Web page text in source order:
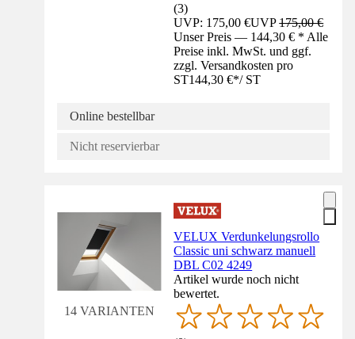
(3)
UVP: 175,00 €UVP175,00 €
Unser Preis — 144,30 € * Alle
Preise inkl. MwSt. und ggf.
zzgl. Versandkosten pro
ST144,30 €*/ ST
Online bestellbar
Nicht reservierbar
14 VARIANTEN
VELUX Verdunkelungsrollo
Classic uni schwarz manuell
DBL C02 4249
Artikel wurde noch nicht
bewertet.